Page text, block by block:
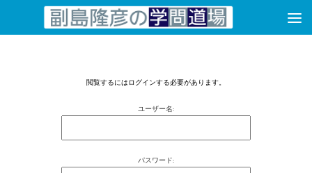
コンテンツへスキップ
閲覧するにはログインする必要があります。
ユーザー名:
パスワード: